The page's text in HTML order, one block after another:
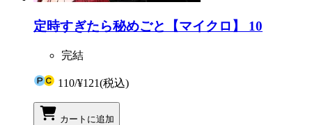
定時すぎたら秘めごと【マイクロ】 10
完結
110/¥121(税込)
カートに追加